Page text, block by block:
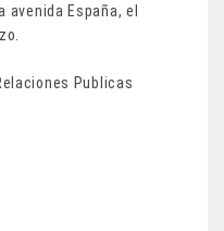
España, el
Publicas